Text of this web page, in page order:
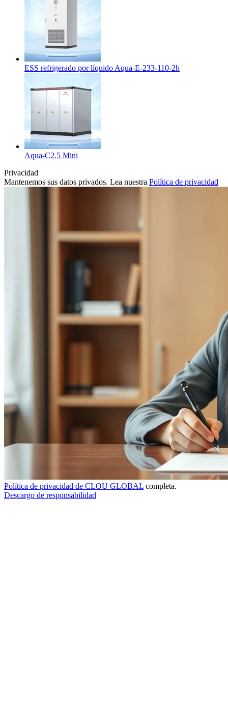
ESS refrigerado por líquido Aqua-E-233-110-2h
Aqua-C2.5 Mini
Privacidad
Mantenemos sus datos privados. Lea nuestra Política de privacidad
Política de privacidad de CLOU GLOBAL completa.
Descargo de responsabilidad